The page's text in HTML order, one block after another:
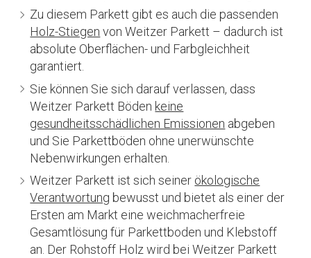
Zu diesem Parkett gibt es auch die passenden
Holz-Stiegen von Weitzer Parkett – dadurch ist
absolute Oberflächen- und Farbgleichheit
garantiert.
Sie können Sie sich darauf verlassen, dass
Weitzer Parkett Böden keine
gesundheitsschädlichen Emissionen abgeben
und Sie Parkettböden ohne unerwünschte
Nebenwirkungen erhalten.
Weitzer Parkett ist sich seiner ökologische
Verantwortung bewusst und bietet als einer der
Ersten am Markt eine weichmacherfreie
Gesamtlösung für Parkettboden und Klebstoff
an. Der Rohstoff Holz wird bei Weitzer Parkett